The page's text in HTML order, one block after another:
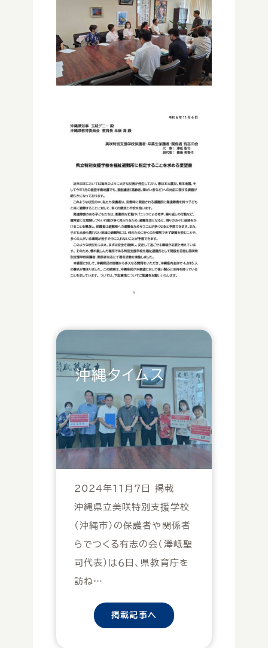
沖縄タイムス
2024年11月7日 掲載
沖縄県立美咲特別支援学校
（沖縄市）の保護者や関係者
らでつくる有志の会（澤岻聖
司代表）は６日、県教育庁を
訪ね…
掲載記事へ